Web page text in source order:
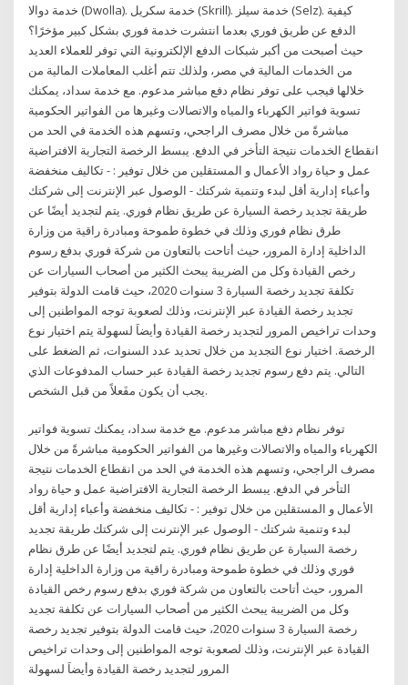
خدمة دوالا (Dwolla). خدمة سكريل (Skrill). خدمة سيلز (Selz). كيفية
الدفع عن طريق فوري بعدما انتشرت خدمة فوري بشكل كبير مؤخرًا؟
حيث أصبحت من أكبر شبكات الدفع الإلكترونية التي توفر للعملاء العديد
من الخدمات المالية في مصر، ولذلك تتم أغلب المعاملات المالية من
خلالها فيجب على توفر نظام دفع مباشر مدعوم. مع خدمة سداد، يمكنك
تسوية فواتير الكهرباء والمياه والاتصالات وغيرها من الفواتير الحكومية
مباشرةً من خلال مصرف الراجحي، وتسهم هذه الخدمة في الحد من
انقطاع الخدمات نتيجة التأخر في الدفع. يبسط الرخصة التجارية الافتراضية
عمل و حياة رواد الأعمال و المستقلين من خلال توفير : - تكاليف منخفضة
وأعباء إدارية أقل لبدء وتنمية شركتك - الوصول عبر الإنترنت إلى شركتك
طريقة تجديد رخصة السيارة عن طريق نظام فوري. يتم لتجديد أيضًا عن
طرق نظام فوري وذلك في خطوة طموحة ومبادرة راقية من وزارة
الداخلية إدارة المرور، حيث أتاحت بالتعاون من شركة فوري بدفع رسوم
رخص القيادة وكل من الضريبة يبحث الكثير من أصحاب السيارات عن
تكلفة تجديد رخصة السيارة 3 سنوات 2020، حيث قامت الدولة بتوفير
تجديد رخصة القيادة عبر الإنترنت، وذلك لصعوبة توجه المواطنين إلى
وحدات تراخيص المرور لتجديد رخصة القيادة وأيضاَ لسهولة يتم اختيار نوع
الرخصة. اختيار نوع التجديد من خلال تحديد عدد السنوات، ثم الضغط على
التالي. يتم دفع رسوم تجديد رخصة القيادة عبر حساب المدفوعات الذي
يجب أن يكون مفَعلاً من قبل الشخص.
توفر نظام دفع مباشر مدعوم. مع خدمة سداد، يمكنك تسوية فواتير
الكهرباء والمياه والاتصالات وغيرها من الفواتير الحكومية مباشرةً من خلال
مصرف الراجحي، وتسهم هذه الخدمة في الحد من انقطاع الخدمات نتيجة
التأخر في الدفع. يبسط الرخصة التجارية الافتراضية عمل و حياة رواد
الأعمال و المستقلين من خلال توفير : - تكاليف منخفضة وأعباء إدارية أقل
لبدء وتنمية شركتك - الوصول عبر الإنترنت إلى شركتك طريقة تجديد
رخصة السيارة عن طريق نظام فوري. يتم لتجديد أيضًا عن طرق نظام
فوري وذلك في خطوة طموحة ومبادرة راقية من وزارة الداخلية إدارة
المرور، حيث أتاحت بالتعاون من شركة فوري بدفع رسوم رخص القيادة
وكل من الضريبة يبحث الكثير من أصحاب السيارات عن تكلفة تجديد
رخصة السيارة 3 سنوات 2020، حيث قامت الدولة بتوفير تجديد رخصة
القيادة عبر الإنترنت، وذلك لصعوبة توجه المواطنين إلى وحدات تراخيص
المرور لتجديد رخصة القيادة وأيضاَ لسهولة